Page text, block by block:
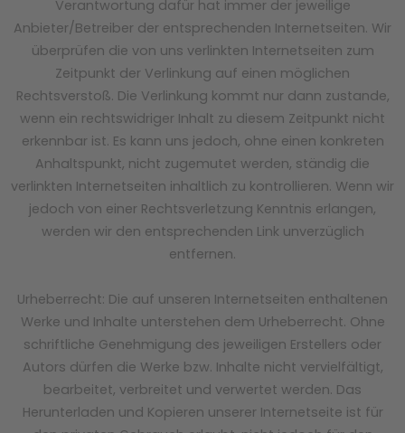
Verantwortung dafür hat immer der jeweilige
Anbieter/Betreiber der entsprechenden Internetseiten. Wir
überprüfen die von uns verlinkten Internetseiten zum
Zeitpunkt der Verlinkung auf einen möglichen
Rechtsverstoß. Die Verlinkung kommt nur dann zustande,
wenn ein rechtswidriger Inhalt zu diesem Zeitpunkt nicht
erkennbar ist. Es kann uns jedoch, ohne einen konkreten
Anhaltspunkt, nicht zugemutet werden, ständig die
verlinkten Internetseiten inhaltlich zu kontrollieren. Wenn wir
jedoch von einer Rechtsverletzung Kenntnis erlangen,
werden wir den entsprechenden Link unverzüglich
entfernen.
Urheberrecht: Die auf unseren Internetseiten enthaltenen
Werke und Inhalte unterstehen dem Urheberrecht. Ohne
schriftliche Genehmigung des jeweiligen Erstellers oder
Autors dürfen die Werke bzw. Inhalte nicht vervielfältigt,
bearbeitet, verbreitet und verwertet werden. Das
Herunterladen und Kopieren unserer Internetseite ist für